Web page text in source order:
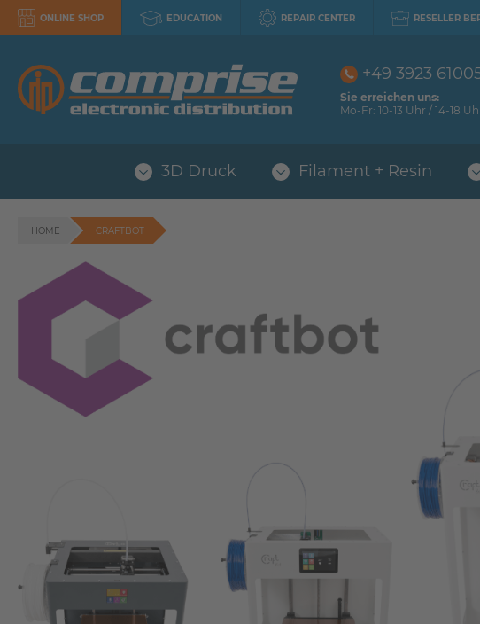
ONLINE SHOP EDUCATION REPAIR CENTER RESELLER
+49 3923
Sie erreichen uns:
Mo-Fr: 10-13 Uhr / 14-18
3D Druck Filament + Resin
HOME CRAFTBOT